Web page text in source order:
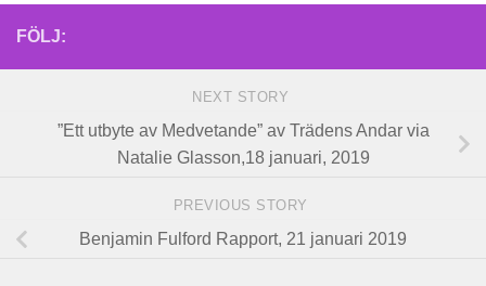
FÖLJ:
NEXT STORY
”Ett utbyte av Medvetande” av Trädens Andar via
Natalie Glasson,18 januari, 2019
PREVIOUS STORY
Benjamin Fulford Rapport, 21 januari 2019